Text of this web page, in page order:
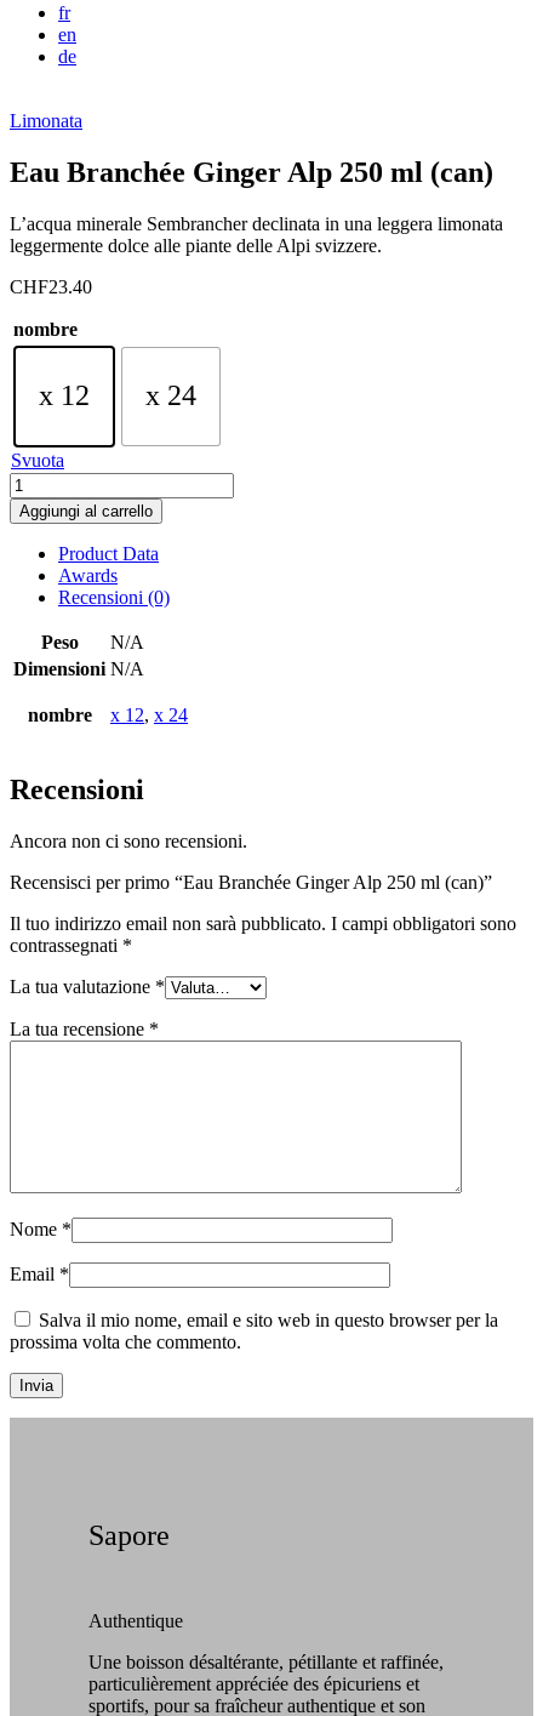
fr
en
de
Limonata
Eau Branchée Ginger Alp 250 ml (can)
L’acqua minerale Sembrancher declinata in una leggera limonata
leggermente dolce alle piante delle Alpi svizzere.
CHF23.40
nombre
x 12 x 24
Svuota
Eau
Branchée
Ginger
quantità
Aggiungi al carrello
Product Data
Awards
Recensioni (0)
Peso
N/A
Dimensioni N/A
nombre x 12, x 24
Recensioni
Ancora non ci sono recensioni.
Recensisci per primo “Eau Branchée Ginger Alp 250 ml (can)”
Il tuo indirizzo email non sarà pubblicato. I campi obbligatori sono
contrassegnati *
La tua valutazione *
La tua recensione *
Nome *
Email *
Salva il mio nome, email e sito web in questo browser per la
prossima volta che commento.
Sapore
Authentique
Une boisson désaltérante, pétillante et raffinée,
particulièrement appréciée des épicuriens et
sportifs, pour sa fraîcheur authentique et son